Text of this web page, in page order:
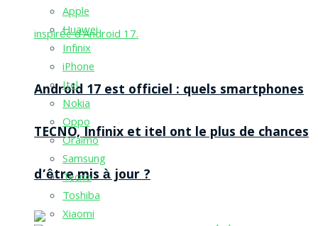
Android 17 est officiel : quels smartphones
TECNO, Infinix et itel ont le plus de chances
d’être mis à jour ?
Apple
Huawei
Infinix
iPhone
Itel
Nokia
Oppo
Oraimo
Samsung
Tecno
Toshiba
Xiaomi